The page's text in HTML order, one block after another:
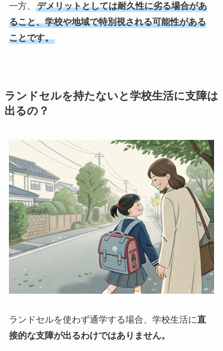
一方、 デメリットとしては耐久性に劣る場合があ
ること、学校や地域で特別視される可能性がある
ことです。
ランドセルを持たないと学校生活に支障は
出るの？
ランドセルを使わず通学する場合、学校生活に直
接的な支障が出るわけではありません。